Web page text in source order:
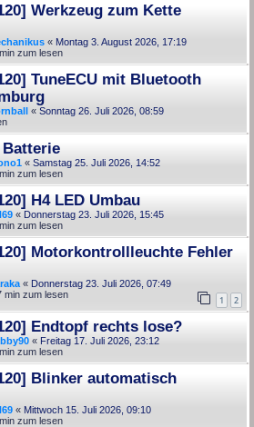
Werkzeug zum Kette
« Montag 3. August 2026, 17:19
zum lesen
TuneECU mit Bluetooth
« Sonntag 26. Juli 2026, 08:59
« Samstag 25. Juli 2026, 14:52
zum lesen
H4 LED Umbau
« Donnerstag 23. Juli 2026, 15:45
zum lesen
Motorkontrollleuchte Fehler
« Donnerstag 23. Juli 2026, 07:49
1 2
min zum lesen
Endtopf rechts lose?
« Freitag 17. Juli 2026, 23:12
zum lesen
Blinker automatisch
« Mittwoch 15. Juli 2026, 09:10
zum lesen